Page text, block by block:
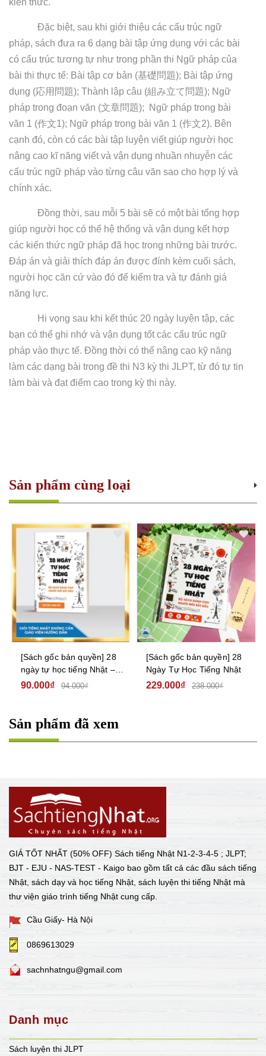
kiến thức.
Đặc biệt, sau khi giới thiệu các cấu trúc ngữ
pháp, sách đưa ra 6 dạng bài tập ứng dụng với các bài
có cấu trúc tương tự như trong phần thi Ngữ pháp của
bài thi thực tế: Bài tập cơ bản (基礎問題); Bài tập ứng
dụng (応用問題); Thành lập câu (組み立て問題); Ngữ
pháp trong đoạn văn (文章問題); Ngữ pháp trong bài
văn 1 (作文1); Ngữ pháp trong bài văn 1 (作文2). Bên
cạnh đó, còn có các bài tập luyện viết giúp người học
nâng cao kĩ năng viết và vận dụng nhuần nhuyễn các
cấu trúc ngữ pháp vào từng câu văn sao cho hợp lý và
chính xác.
Đồng thời, sau mỗi 5 bài sẽ có một bài tổng hợp
giúp người học có thể hệ thống và vận dụng kết hợp
các kiến thức ngữ pháp đã học trong những bài trước.
Đáp án và giải thích đáp án được đính kèm cuối sách,
người học căn cứ vào đó để kiểm tra và tự đánh giá
năng lực.
Hi vọng sau khi kết thúc 20 ngày luyện tập, các
bạn có thể ghi nhớ và vận dụng tốt các cấu trúc ngữ
pháp vào thực tế. Đồng thời có thể nâng cao kỹ năng
làm các dạng bài trong đề thi N3 kỳ thi JLPT, từ đó tự tin
làm bài và đạt điểm cao trong kỳ thi này.
Sản phẩm cùng loại
[Sách gốc bản quyền] 28
ngày tự học tiếng Nhật –
Ghi chú luyện viết – Sách
90.000₫ 94.000₫
[Sách gốc bản quyền] 28
Ngày Tự Học Tiếng Nhật
229.000₫ 238.000₫
Sản phẩm đã xem
GIÁ TỐT NHẤT (50% OFF) Sách tiếng Nhật N1-2-3-4-5 ; JLPT;
BJT - EJU - NAS-TEST - Kaigo bao gồm tất cả các đầu sách tiếng
Nhật, sách dạy và học tiếng Nhật, sách luyện thi tiếng Nhật mà
thư viện giáo trình tiếng Nhật cung cấp.
Cầu Giấy- Hà Nội
0869613029
sachnhatngu@gmail.com
Danh mục
Sách luyện thi JLPT